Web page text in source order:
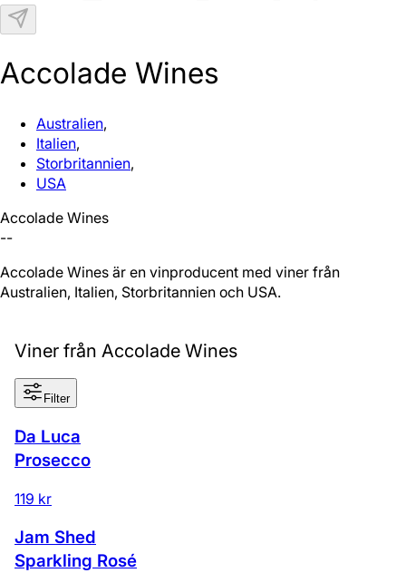
Accolade Wines
Australien,
Italien,
Storbritannien,
USA
Accolade Wines
--
Accolade Wines är en vinproducent med viner från
Australien, Italien, Storbritannien och USA.
Viner från Accolade Wines
Filter
Da Luca
Prosecco
119 kr
Jam Shed
Sparkling Rosé